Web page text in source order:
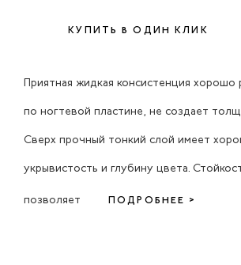
КУПИТЬ В ОДИН КЛИК
Приятная жидкая консистенция хорошо
по ногтевой пластине, не создает
Сверх прочный тонкий слой имеет
укрывистость и глубину цвета.
позволяет ПОДРОБНЕЕ >